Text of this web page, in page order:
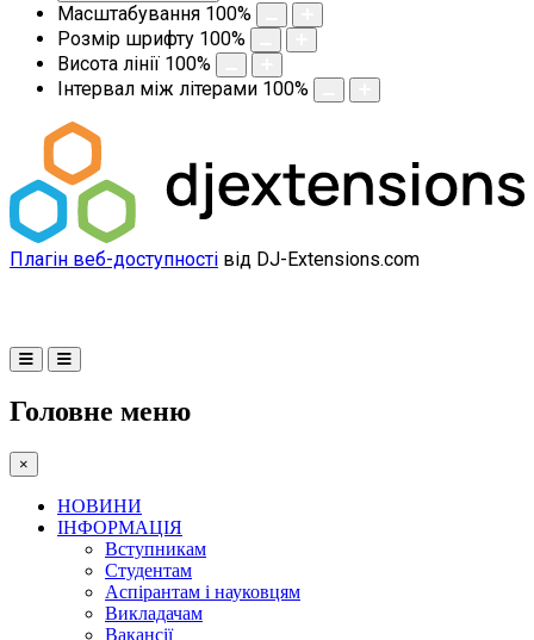
Масштабування 100%
Розмір шрифту 100%
Висота лінії 100%
Інтервал між літерами 100%
Плагін веб-доступності від DJ-Extensions.com
Головне меню
×
НОВИНИ
ІНФОРМАЦІЯ
Вступникам
Студентам
Аспірантам і науковцям
Викладачам
Вакансії